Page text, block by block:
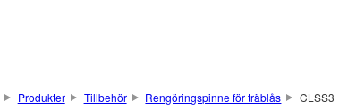
Produkter Tillbehör Rengöringspinne för träblås CLSS3